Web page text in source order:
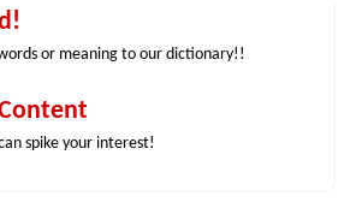
or meaning to our dictionary!!
spike your interest!